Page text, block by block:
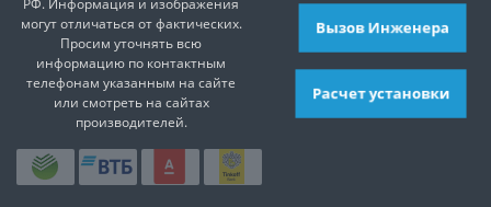
могут отличаться от фактических.
Просим уточнять всю
информацию по контактным
телефонам указанным на сайте
или смотреть на сайтах
производителей.
Расчет установки
Вызов Инженера